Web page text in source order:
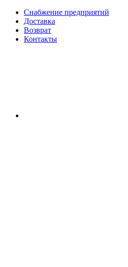
Снабжение предприятий
Доставка
Возврат
Контакты